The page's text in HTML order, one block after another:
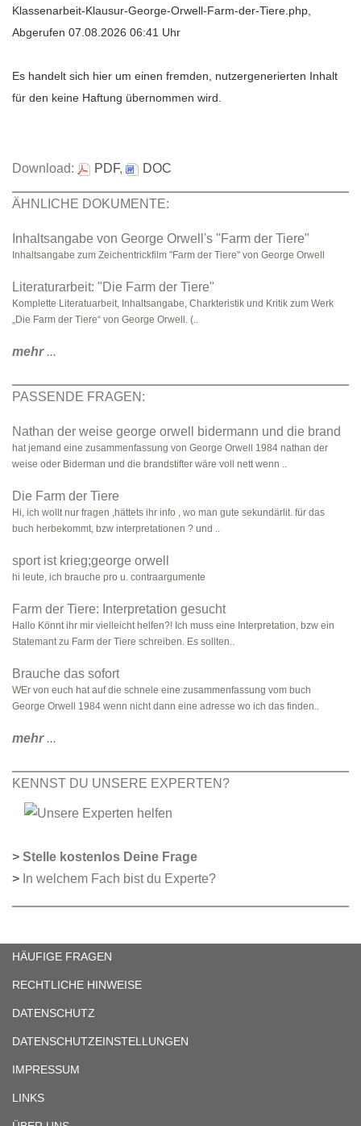
Klassenarbeit-Klausur-George-Orwell-Farm-der-Tiere.php,
Abgerufen 07.08.2026 06:41 Uhr
Es handelt sich hier um einen fremden, nutzergenerierten Inhalt
für den keine Haftung übernommen wird.
Download: PDF, DOC
ÄHNLICHE DOKUMENTE:
Inhaltsangabe von George Orwell's "Farm der Tiere"
Inhaltsangabe zum Zeichentrickfilm "Farm der Tiere" von George Orwell
Literaturarbeit: "Die Farm der Tiere"
Komplette Literatuarbeit, Inhaltsangabe, Charkteristik und Kritik zum Werk
„Die Farm der Tiere“ von George Orwell. (..
mehr...
PASSENDE FRAGEN:
Nathan der weise george orwell bidermann und die brand
hat jemand eine zusammenfassung von George Orwell 1984 nathan der
weise oder Biderman und die brandstifter wäre voll nett wenn ..
Die Farm der Tiere
Hi, ich wollt nur fragen ,hättets ihr info , wo man gute sekundärlit. für das
buch herbekommt, bzw interpretationen ? und ..
sport ist krieg;george orwell
hi leute, ich brauche pro u. contraargumente
Farm der Tiere: Interpretation gesucht
Hallo Könnt ihr mir vielleicht helfen?! Ich muss eine Interpretation, bzw ein
Statemant zu Farm der Tiere schreiben. Es sollten..
Brauche das sofort
WEr von euch hat auf die schnele eine zusammenfassung vom buch
George Orwell 1984 wenn nicht dann eine adresse wo ich das finden..
mehr...
KENNST DU UNSERE EXPERTEN?
> Stelle kostenlos Deine Frage
> In welchem Fach bist du Experte?
HÄUFIGE FRAGEN
RECHTLICHE HINWEISE
DATENSCHUTZ
DATENSCHUTZEINSTELLUNGEN
IMPRESSUM
LINKS